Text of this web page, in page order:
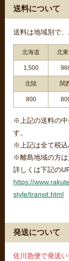
送料について
送料は地域別で
北海道 北
1,500
北陸 関
800
※上記の送料の中
す。
※上記は全て税込
※離島地域の方は
詳しくは下記の
https://
style/transit.html
発送について
佐川急便で発送い